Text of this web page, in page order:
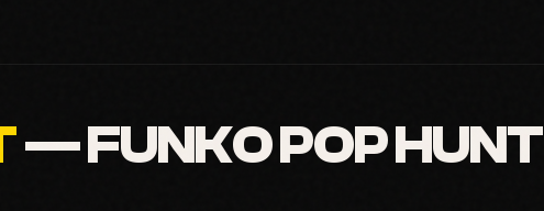
— FUNKO POP